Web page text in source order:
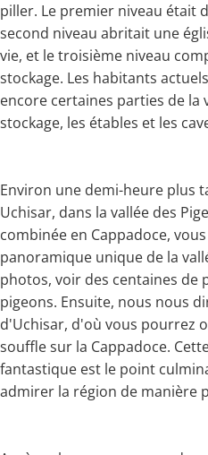
piller. Le premier niveau était
second niveau abritait une
vie, et le troisième niveau
stockage. Les habitants
encore certaines parties de
stockage, les étables et les
Environ une demi-heure plus
Uchisar, dans la vallée des
combinée en Cappadoce,
panoramique unique de la
photos, voir des centaines de
pigeons. Ensuite, nous nous
d'Uchisar, d'où vous pourrez
souffle sur la Cappadoce.
fantastique est le point
admirer la région de manière